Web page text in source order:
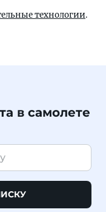
технологии.
в самолете